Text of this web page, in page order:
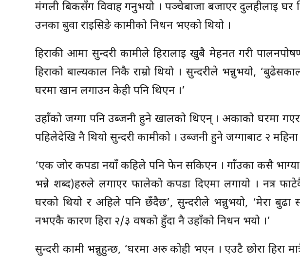
मंगली बिकसँग विवाह गर्नुभयो । पञ्चेबाजा बजाएर दुलहीलाई घर
उनका बुवा राइसिङे कामीको निधन भएको थियो ।
हिराकी आमा सुन्दरी कामीले हिरालाई खुबै मेहनत गरी
हिराको बाल्यकाल निकै राम्रो थियो । सुन्दरीले भन्नुभयो,
घरमा खान लगाउन केही पनि थिएन ।’
उहाँको जग्गा पनि उब्जनी हुने खालको थिएन् । अर्काको घरमा
पहिलेदेखि नै थियो सुन्दरी कामीको । उब्जनी हुने जग्गाबाट २
‘एक जोर कपडा नयाँ कहिले पनि फेर्न सकिएन । गाँउका कसै
भन्ने शब्द)हरुले लगाएर फालेको कपडा दिएमा लगायो । नत्र
घरको थियो र अहिले पनि छँदैछ’, सुन्दरीले भन्नुभयो, ‘मेरा बुढा
नभएकै कारण हिरा २/३ वर्षको हुँदा नै उहाँको निधन भयो ।’
सुन्दरी कामी भन्नुहुन्छ, ‘घरमा अरु कोही भएन । एउटै छोरा हिरा